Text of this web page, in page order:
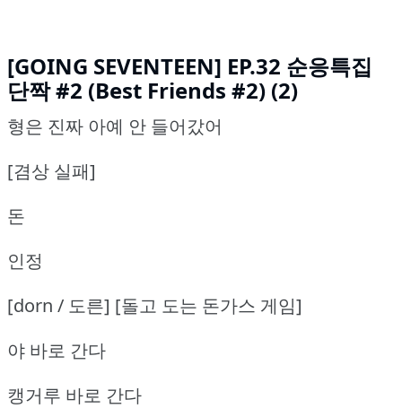
[GOING SEVENTEEN] EP.32 순응특집
단짝 #2 (Best Friends #2) (2)
형은 진짜 아예 안 들어갔어
[겸상 실패]
돈
인정
[dorn / 도른] [돌고 도는 돈가스 게임]
야 바로 간다
캥거루 바로 간다